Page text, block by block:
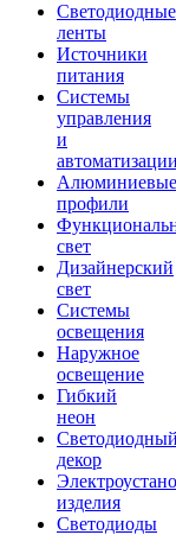
Светодиодные
ленты
Источники
питания
Системы
управления
и
автоматизации
Алюминиевые
профили
свет
Дизайнерский
свет
Системы
освещения
Наружное
освещение
Гибкий
неон
Светодиодный
декор
изделия
Светодиоды